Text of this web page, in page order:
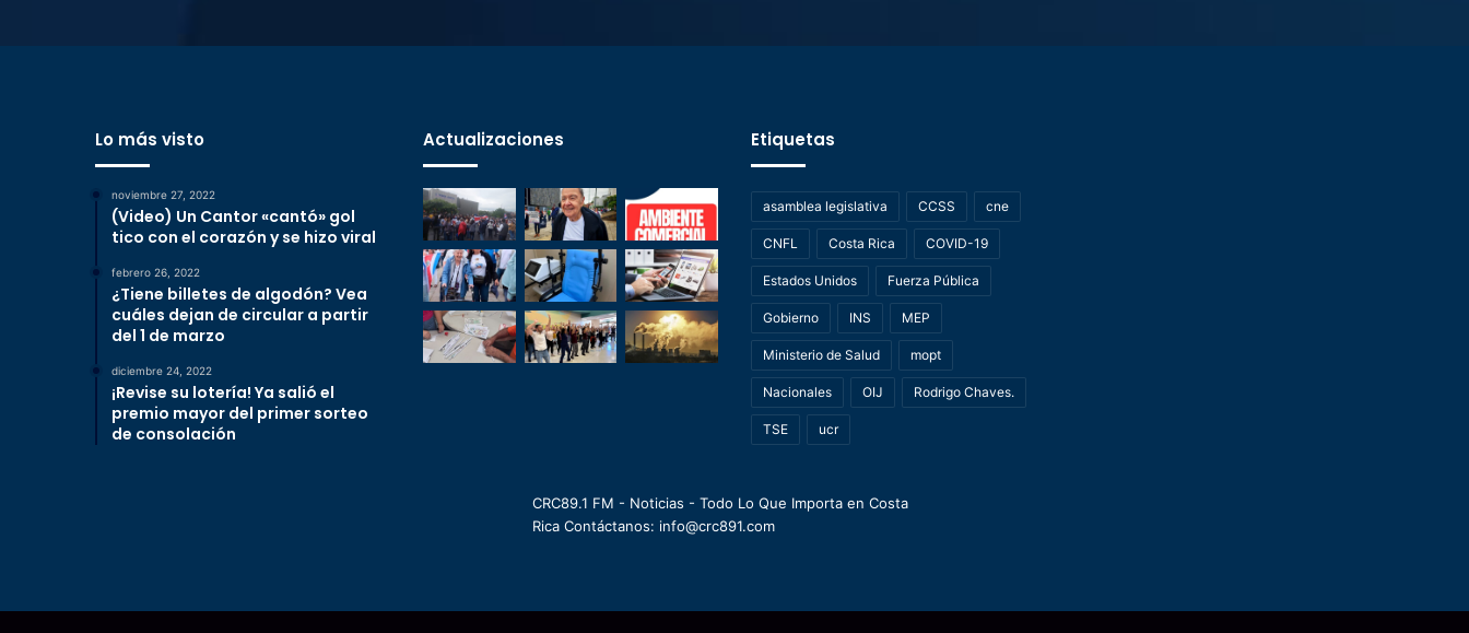
Lo más visto
noviembre 27, 2022
(Video) Un Cantor «cantó» gol
tico con el corazón y se hizo viral
febrero 26, 2022
¿Tiene billetes de algodón? Vea
cuáles dejan de circular a partir
del 1 de marzo
diciembre 24, 2022
¡Revise su lotería! Ya salió el
premio mayor del primer sorteo
de consolación
Actualizaciones Etiquetas
asamblea legislativa CCSS cne
CNFL Costa Rica COVID-19
Estados Unidos Fuerza Pública
Gobierno INS MEP
Ministerio de Salud mopt
Nacionales OIJ Rodrigo Chaves.
TSE ucr
CRC89.1 FM - Noticias - Todo Lo Que Importa en Costa
Rica Contáctanos: info@crc891.com